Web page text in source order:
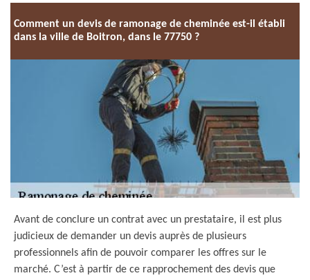
Comment un devis de ramonage de cheminée est-il établi
dans la ville de Boitron, dans le 77750 ?
Avant de conclure un contrat avec un prestataire, il est plus
judicieux de demander un devis auprès de plusieurs
professionnels afin de pouvoir comparer les offres sur le
marché. C’est à partir de ce rapprochement des devis que